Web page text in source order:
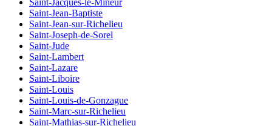
Saint-Jacques-le-Mineur
Saint-Jean-Baptiste
Saint-Jean-sur-Richelieu
Saint-Joseph-de-Sorel
Saint-Jude
Saint-Lambert
Saint-Lazare
Saint-Liboire
Saint-Louis
Saint-Louis-de-Gonzague
Saint-Marc-sur-Richelieu
Saint-Mathias-sur-Richelieu